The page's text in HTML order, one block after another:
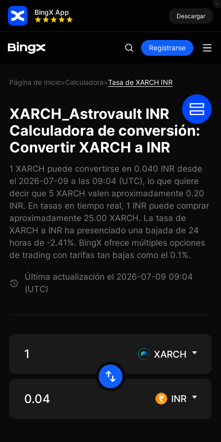
BingX App Descargar
Registrarse
Página de Inicio>Calculadora>Tasa de XARCH INR
XARCH_Astrovault INR
Calculadora de conversión:
Convertir XARCH a INR
1 XARCH puede convertirse en 0.040 INR desde
el 2026-07-09 a las 09:04 (UTC), lo que quiere
decir que 5 XARCH valen aproximadamente 0.20
INR. En tasas en tiempo real, 1 INR puede comprar
aproximadamente 25.00 XARCH. La tasa de
XARCH a INR ha presenciado una bajada de 24
horas de -2.41%. BingX ofrece múltiples opciones
de trading con tarifas tan bajas como el 0.1%.
Última actualización el 2026-07-09 09:04
(UTC)
XARCH
INR